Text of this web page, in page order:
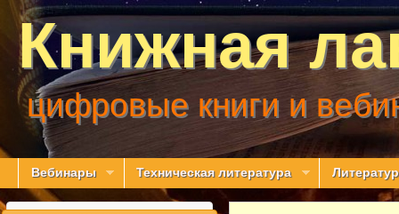
Книжная
цифровые книги и
Вебинары Техническая литература